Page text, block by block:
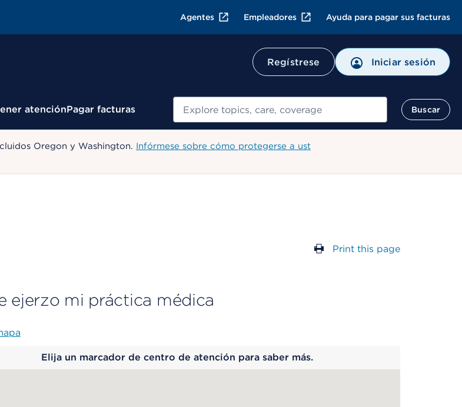
Agentes Empleadores Ayuda para pagar sus facturas
Regístrese Iniciar sesión
atenciónPagar facturas Buscar
Buscar
Oregon y Washington. Infórmese sobre cómo protegerse a ust
Print this page
ejerzo mi práctica médica
Elija un marcador de centro de atención para saber más.